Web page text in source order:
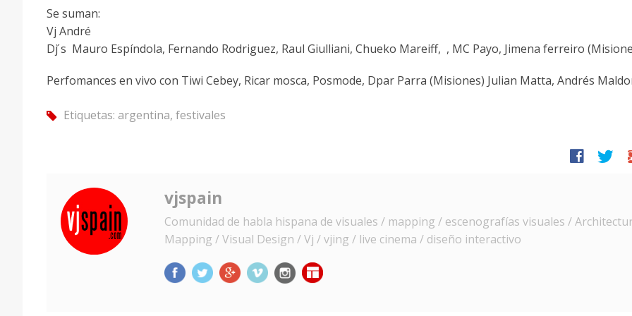
Se suman:
Vj André
Dj ́s Mauro Espí­ndola, Fernando Rodriguez, Raul Giulliani, Chueko Mareiff, , MC Payo, Jimena ferreiro
Perfomances en vivo con Tiwi Cebey, Ricar mosca, Posmode, Dpar Parra (Misiones) Julian Matta, Andrés
tag Etiquetas: argentina, festivales
facebook twitter
vjspain
Comunidad de habla hispana de visuales / mapping / escenografías visuales /
Mapping / Visual Design / Vj / vjing / live cinema / diseño interactivo